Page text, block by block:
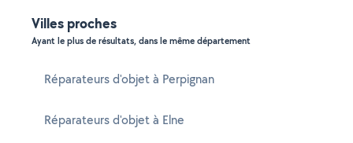
Villes proches
Ayant le plus de résultats, dans le même département
Réparateurs d'objet à Perpignan
Réparateurs d'objet à Elne